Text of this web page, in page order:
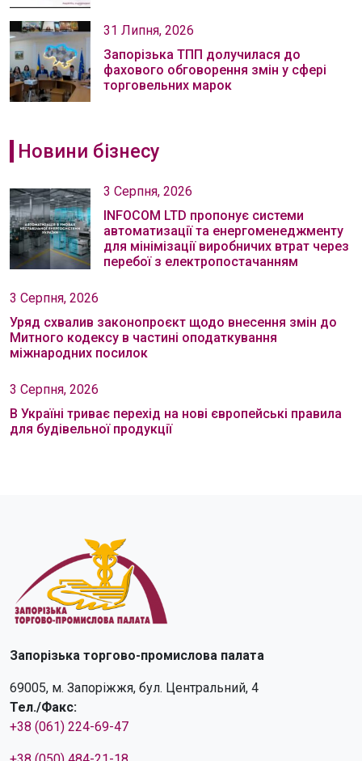
31 Липня, 2026
Запорізька ТПП долучилася до
фахового обговорення змін у сфері
торговельних марок
Новини бізнесу
3 Серпня, 2026
INFOCOM LTD пропонує системи
автоматизації та енергоменеджменту
для мінімізації виробничих втрат через
перебої з електропостачанням
3 Серпня, 2026
Уряд схвалив законопроєкт щодо внесення змін до
Митного кодексу в частині оподаткування
міжнародних посилок
3 Серпня, 2026
В Україні триває перехід на нові європейські правила
для будівельної продукції
Запорізька торгово-промислова палата
69005, м. Запоріжжя, бул. Центральний, 4
Тел./Факс:
+38 (061) 224-69-47